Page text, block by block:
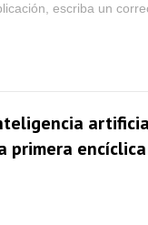
escriba un
primera